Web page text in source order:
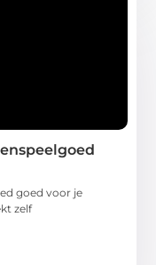
goed voor je
zelf